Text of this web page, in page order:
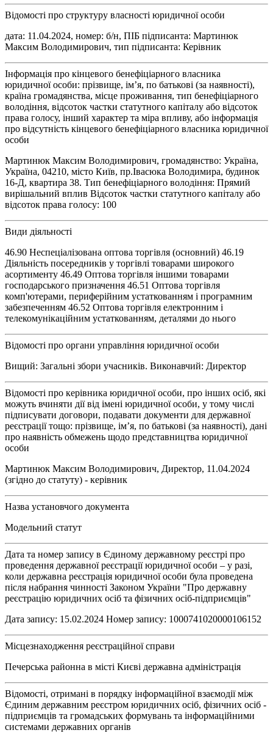
Відомості про структуру власності юридичної особи
дата: 11.04.2024, номер: б/н, ПІБ підписанта: Мартинюк
Максим Володимирович, тип підписанта: Керівник
Інформація про кінцевого бенефіціарного власника
юридичної особи: прізвище, ім’я, по батькові (за наявності),
країна громадянства, місце проживання, тип бенефіціарного
володіння, відсоток частки статутного капіталу або відсоток
права голосу, інший характер та міра впливу, або інформація
про відсутність кінцевого бенефіціарного власника юридичної
особи
Мартинюк Максим Володимирович, громадянство: Україна,
Україна, 04210, місто Київ, пр.Івасюка Володимира, будинок
16-Д, квартира 38. Тип бенефіціарного володіння: Прямий
вирішальний вплив Відсоток частки статутного капіталу або
відсоток права голосу: 100
Види діяльності
46.90 Неспеціалізована оптова торгівля (основний) 46.19
Діяльність посередників у торгівлі товарами широкого
асортименту 46.49 Оптова торгівля іншими товарами
господарського призначення 46.51 Оптова торгівля
комп'ютерами, периферійним устаткованням і програмним
забезпеченням 46.52 Оптова торгівля електронним і
телекомунікаційним устаткованням, деталями до нього
Відомості про органи управління юридичної особи
Вищий: Загальні збори учасників. Виконавчий: Директор
Відомості про керівника юридичної особи, про інших осіб, які
можуть вчиняти дії від імені юридичної особи, у тому числі
підписувати договори, подавати документи для державної
реєстрації тощо: прізвище, ім’я, по батькові (за наявності), дані
про наявність обмежень щодо представництва юридичної
особи
Мартинюк Максим Володимирович, Директор, 11.04.2024
(згідно до статуту) - керівник
Назва установчого документа
Модельний статут
Дата та номер запису в Єдиному державному реєстрі про
проведення державної реєстрації юридичної особи – у разі,
коли державна реєстрація юридичної особи була проведена
після набрання чинності Законом України "Про державну
реєстрацію юридичних осіб та фізичних осіб-підприємців"
Дата запису: 15.02.2024 Номер запису: 1000741020000106152
Місцезнаходження реєстраційної справи
Печерська районна в місті Києві державна адміністрація
Відомості, отримані в порядку інформаційної взаємодії між
Єдиним державним реєстром юридичних осіб, фізичних осіб -
підприємців та громадських формувань та інформаційними
системами державних органів